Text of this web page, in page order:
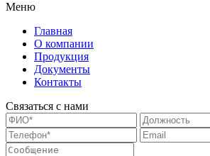
Меню
Главная
О компании
Продукция
Документы
Контакты
Связаться с нами